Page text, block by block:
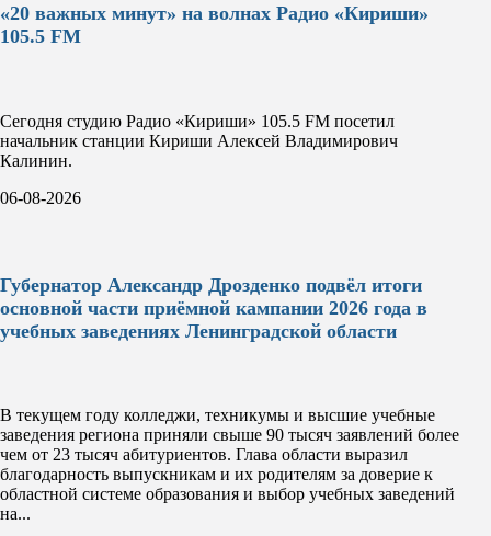
«20 важных минут» на волнах Радио «Кириши»
105.5 FM
Сегодня студию Радио «Кириши» 105.5 FM посетил
начальник станции Кириши Алексей Владимирович
Калинин.
06-08-2026
Губернатор Александр Дрозденко подвёл итоги
основной части приёмной кампании 2026 года в
учебных заведениях Ленинградской области
В текущем году колледжи, техникумы и высшие учебные
заведения региона приняли свыше 90 тысяч заявлений более
чем от 23 тысяч абитуриентов. Глава области выразил
благодарность выпускникам и их родителям за доверие к
областной системе образования и выбор учебных заведений
на...